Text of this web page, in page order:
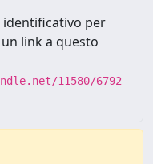
identificativo per
link a questo
11580/6792